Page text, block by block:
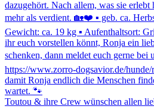
Toutou & ihre Crew wünschen allen